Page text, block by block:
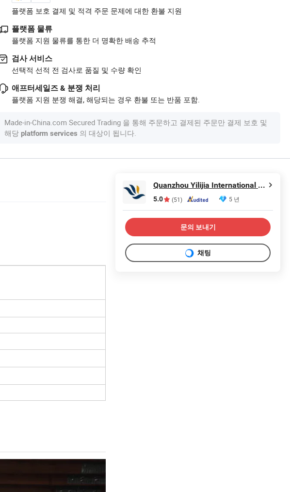
플랫폼 보호 결제 및 적격 주문 문제에 대한 환불 지원
플랫폼 물류
플랫폼 지원 물류를 통한 더 명확한 배송 추적
검사 서비스
선택적 선적 전 검사로 품질 및 수량 확인
애프터세일즈 & 분쟁 처리
플랫폼 지원 분쟁 해결, 해당되는 경우 환불 또는 반품 포함.
Made-in-China.com Secured Trading 을 통해 주문하고 결제된 주문만 결제 보호 및
해당 platform services 의 대상이 됩니다.
Quanzhou Yilijia International Trade Co., Ltd.
5.0 (51) 5 년
문의 보내기
채팅